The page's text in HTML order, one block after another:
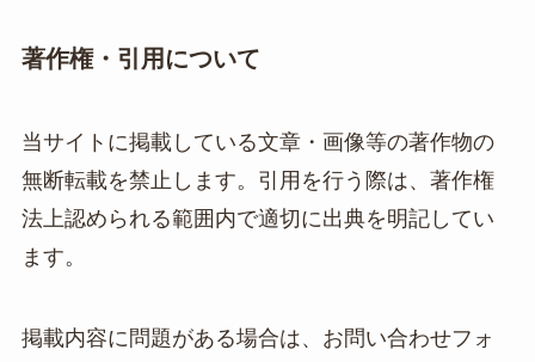
著作権・引用について
当サイトに掲載している文章・画像等の著作物の
無断転載を禁止します。引用を行う際は、著作権
法上認められる範囲内で適切に出典を明記してい
ます。
掲載内容に問題がある場合は、お問い合わせフォ